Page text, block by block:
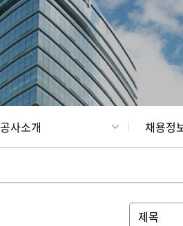
공사소개 채용정